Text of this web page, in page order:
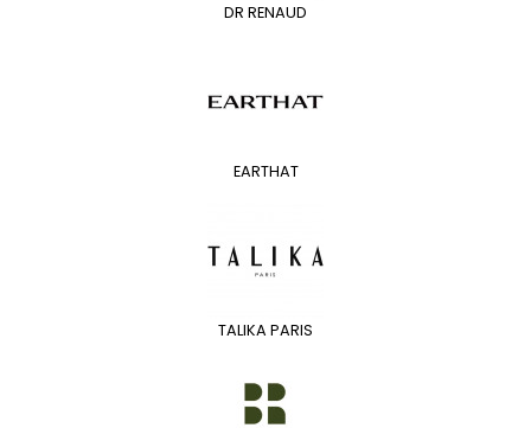
DR RENAUD
EARTHAT
TALIKA PARIS